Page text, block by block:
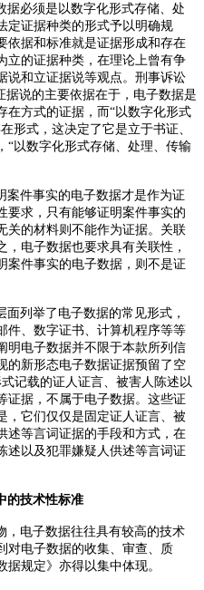
据必须是以数字化形式存储、处
定证据种类的形式予以明确规
依据和标准就是证据形成和存在
立的证据种类，在理论上曾有争
说和立证据说等观点。刑事诉讼
据说的主要依据在于，电子数据是
在方式的证据，而“以数字化形式
形式，这决定了它是立于书证、
“以数字化形式存储、处理、传输
案件事实的电子数据才是作为证
要求，只有能够证明案件事实的
关的材料则不能作为证据。关联
电子数据也要求具有关联性，
案件事实的电子数据，则不是证
面列举了电子数据的常见形式，
件、数字证书、计算机程序等等
明电子数据并不限于本款所列信
的新形态电子数据证据预留了空
记载的证人证言、被害人陈述以
证据，不属于电子数据。这些证
，它们仅仅是固定证人证言、被
述等言词证据的手段和方式，在
述以及犯罪嫌疑人供述等言词证
的技术性标准
，电子数据往往具有较高的技术
对电子数据的收集、审查、质
规定》亦得以集中体现。